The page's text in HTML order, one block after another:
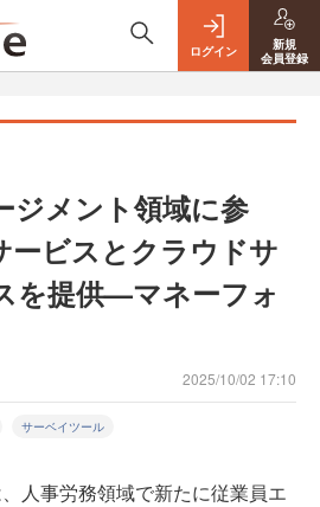
ログイン
新規
会員登録
ジメント領域に参
ビスとクラウドサ
を提供—マネーフォ
2025/10/02 17:10
サーベイツール
人事労務領域で新たに従業員エ